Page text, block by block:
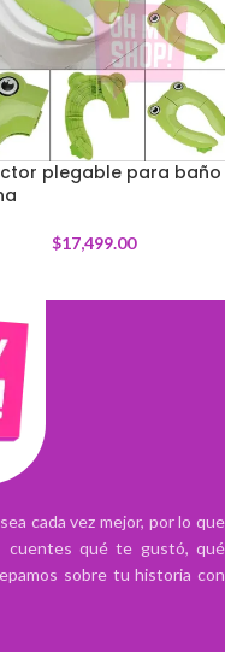
plegable para baño
$17,499.00
cada vez mejor, por lo que
cuentes qué te gustó, qué
sobre tu historia con